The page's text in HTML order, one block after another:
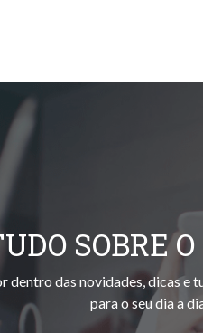
SOBRE
dentro das novidades, dicas
para o seu dia a